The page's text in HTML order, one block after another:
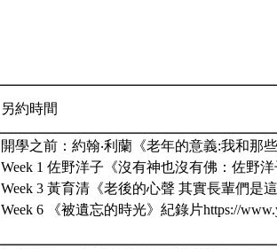
另約時間
開學之前：約翰‧利蘭《老年的意義:我和那
Week 1 佐野洋子《沒有神也沒有佛：佐野
Week 3 黃育清《老後的心聲 其實長輩們是
Week 6 《被遺忘的時光》紀錄片https://